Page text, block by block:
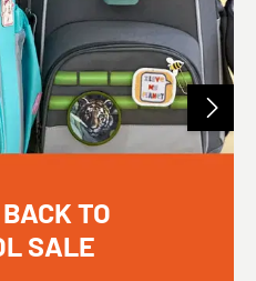
TO
SALE